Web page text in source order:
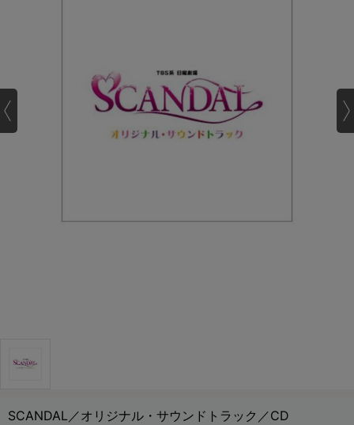
SCANDAL／オリジナル・サウンドトラック／CD